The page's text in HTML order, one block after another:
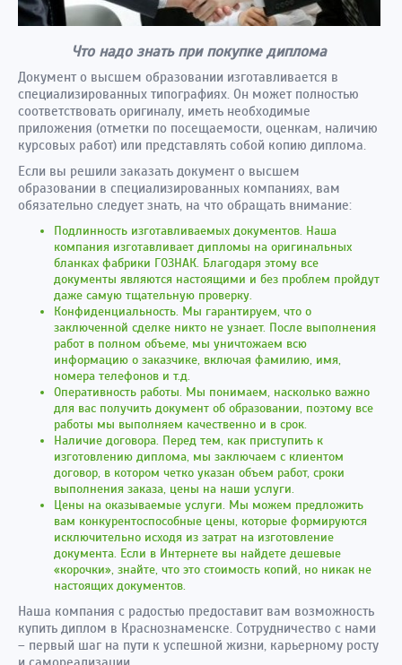
Что надо знать при покупке диплома
Документ о высшем образовании изготавливается в
специализированных типографиях. Он может полностью
соответствовать оригиналу, иметь необходимые
приложения (отметки по посещаемости, оценкам, наличию
курсовых работ) или представлять собой копию диплома.
Если вы решили заказать документ о высшем
образовании в специализированных компаниях, вам
обязательно следует знать, на что обращать внимание:
Подлинность изготавливаемых документов. Наша
компания изготавливает дипломы на оригинальных
бланках фабрики ГОЗНАК. Благодаря этому все
документы являются настоящими и без проблем пройдут
даже самую тщательную проверку.
Конфиденциальность. Мы гарантируем, что о
заключенной сделке никто не узнает. После выполнения
работ в полном объеме, мы уничтожаем всю
информацию о заказчике, включая фамилию, имя,
номера телефонов и т.д.
Оперативность работы. Мы понимаем, насколько важно
для вас получить документ об образовании, поэтому все
работы мы выполняем качественно и в срок.
Наличие договора. Перед тем, как приступить к
изготовлению диплома, мы заключаем с клиентом
договор, в котором четко указан объем работ, сроки
выполнения заказа, цены на наши услуги.
Цены на оказываемые услуги. Мы можем предложить
вам конкурентоспособные цены, которые формируются
исключительно исходя из затрат на изготовление
документа. Если в Интернете вы найдете дешевые
«корочки», знайте, что это стоимость копий, но никак не
настоящих документов.
Наша компания с радостью предоставит вам возможность
купить диплом в Краснознаменске. Сотрудничество с нами
– первый шаг на пути к успешной жизни, карьерному росту